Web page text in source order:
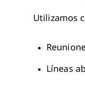
Utilizamos
Líneas